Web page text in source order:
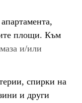
площи. Към
и/или
спирки на
и други